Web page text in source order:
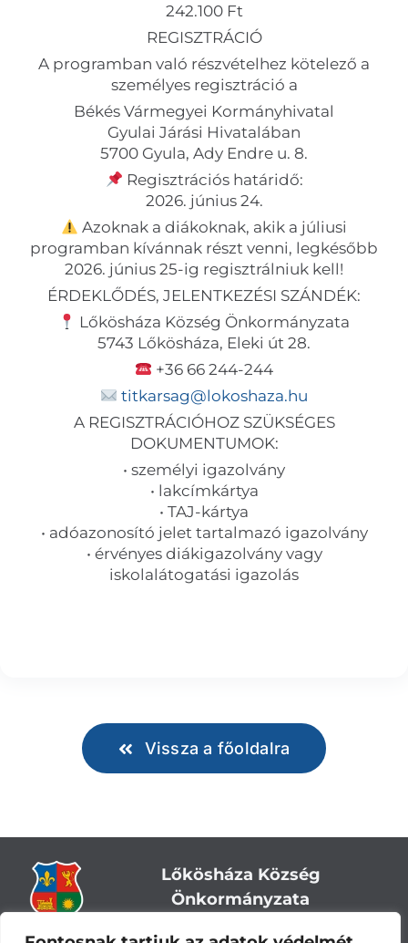
242.100 Ft
REGISZTRÁCIÓ
A programban való részvételhez kötelező a
személyes regisztráció a
Békés Vármegyei Kormányhivatal
Gyulai Járási Hivatalában
5700 Gyula, Ady Endre u. 8.
Regisztrációs határidő:
2026. június 24.
Azoknak a diákoknak, akik a júliusi
programban kívánnak részt venni, legkésőbb
2026. június 25-ig regisztrálniuk kell!
ÉRDEKLŐDÉS, JELENTKEZÉSI SZÁNDÉK:
Lőkösháza Község Önkormányzata
5743 Lőkösháza, Eleki út 28.
+36 66 244-244
titkarsag@lokoshaza.hu
A REGISZTRÁCIÓHOZ SZÜKSÉGES
DOKUMENTUMOK:
• személyi igazolvány
• lakcímkártya
• TAJ-kártya
• adóazonosító jelet tartalmazó igazolvány
• érvényes diákigazolvány vagy
iskolalátogatási igazolás
Vissza a főoldalra
Lőkösháza Község
Önkormányzata